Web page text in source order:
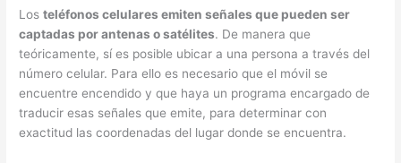
Losteléfonos celulares emiten señales que pueden ser
captadas por antenas o satélites. De manera que
teóricamente, sí es posible ubicar a una persona a través del
número celular. Para ello es necesario que el móvil se
encuentre encendido y que haya un programa encargado de
traducir esas señales que emite, para determinar con
exactitud las coordenadas del lugar donde se encuentra.